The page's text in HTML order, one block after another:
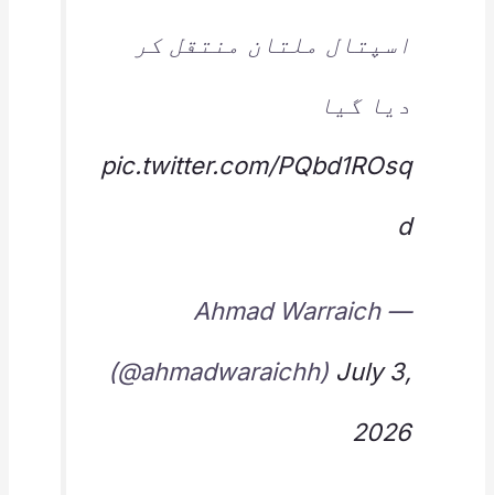
اسپتال ملتان منتقل کر
دیا گیا
pic.twitter.com/PQbd1ROsq
d
— Ahmad Warraich
(@ahmadwaraichh) July 3,
2026